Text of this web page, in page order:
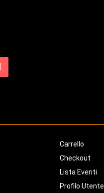
Carrello
Checkout
Lista Eventi
Profilo Utente